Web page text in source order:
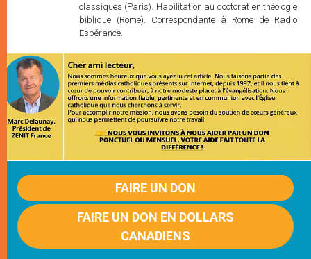
classiques (Paris). Habilitation au doctorat en théologie
biblique (Rome). Correspondante à Rome de Radio
Espérance.
FAIRE UN DON
FAIRE UN DON EN DOLLARS
CANADIENS